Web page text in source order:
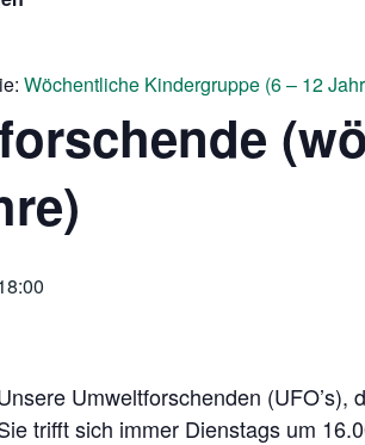
Wöchentliche Kindergruppe (6 – 12
Umweltforschenden
trifft sich immer Dienstags um